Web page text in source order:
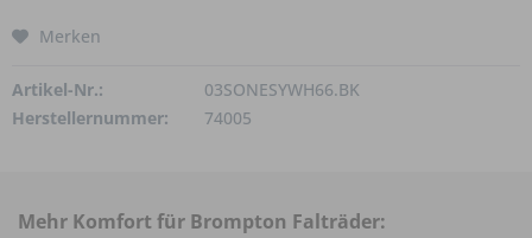
Merken
Artikel-Nr.:
03SONESYWH66.BK
Herstellernummer:
74005
Mehr Komfort für Brompton Falträder: